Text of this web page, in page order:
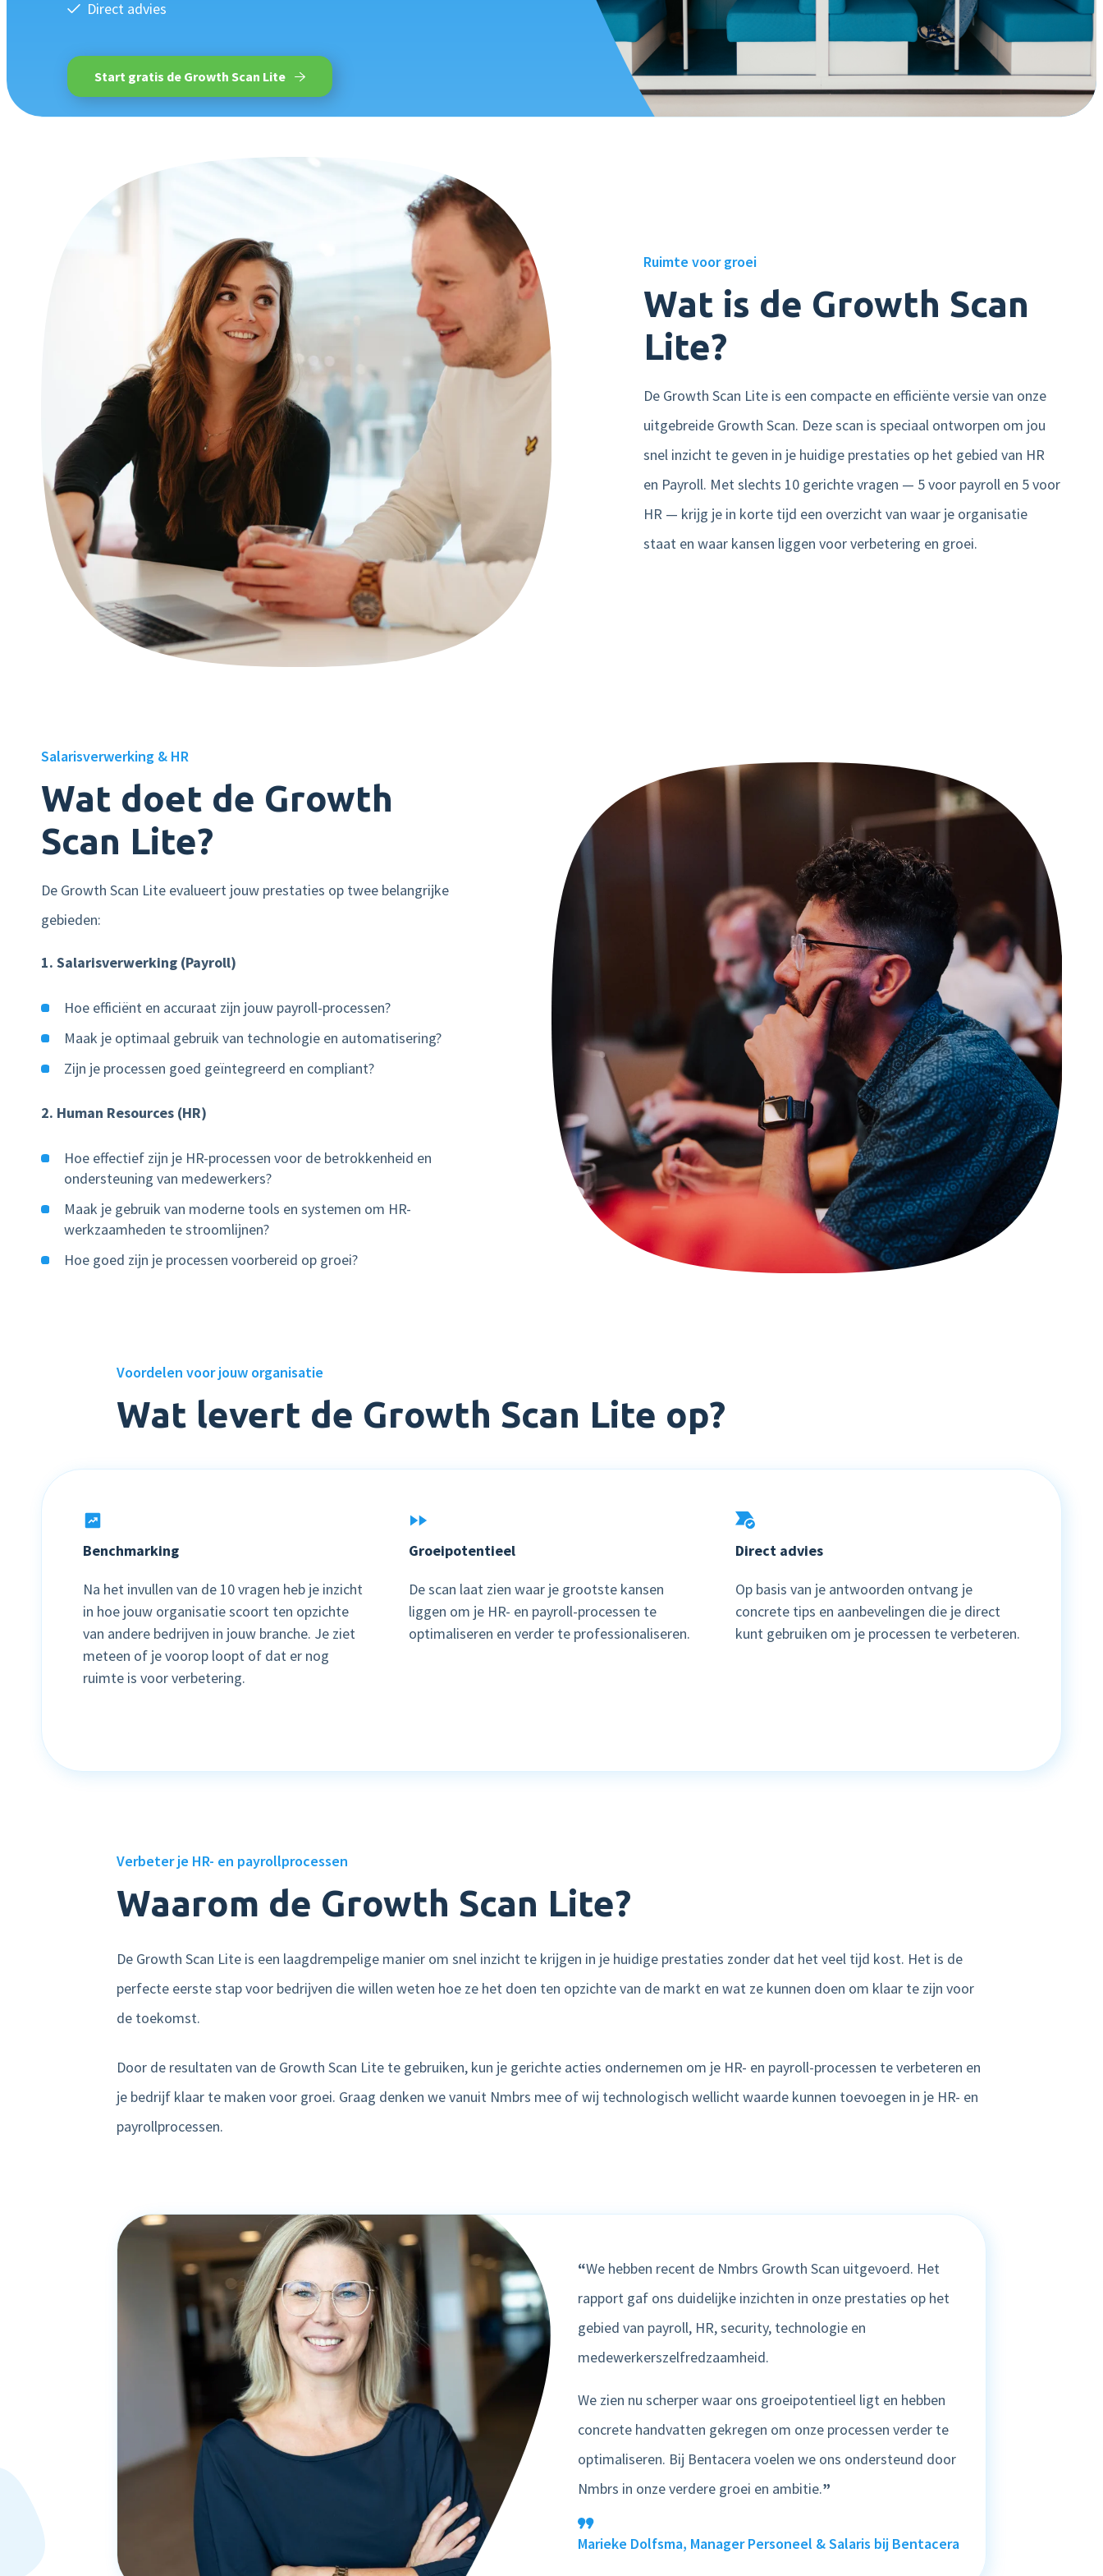
Direct advies
Start gratis de Growth Scan Lite
Ruimte voor groei
Wat is de Growth Scan
Lite?
De Growth Scan Lite is een compacte en efficiënte versie van onze
uitgebreide Growth Scan. Deze scan is speciaal ontworpen om jou
snel inzicht te geven in je huidige prestaties op het gebied van HR
en Payroll. Met slechts 10 gerichte vragen — 5 voor payroll en 5 voor
HR — krijg je in korte tijd een overzicht van waar je organisatie
staat en waar kansen liggen voor verbetering en groei.
Salarisverwerking & HR
Wat doet de Growth
Scan Lite?
De Growth Scan Lite evalueert jouw prestaties op twee belangrijke
gebieden:
1. Salarisverwerking (Payroll)
Hoe efficiënt en accuraat zijn jouw payroll-processen?
Maak je optimaal gebruik van technologie en automatisering?
Zijn je processen goed geïntegreerd en compliant?
2. Human Resources (HR)
Hoe effectief zijn je HR-processen voor de betrokkenheid en
ondersteuning van medewerkers?
Maak je gebruik van moderne tools en systemen om HR-
werkzaamheden te stroomlijnen?
Hoe goed zijn je processen voorbereid op groei?
Voordelen voor jouw organisatie
Wat levert de Growth Scan Lite op?
Benchmarking
Na het invullen van de 10 vragen heb je inzicht
in hoe jouw organisatie scoort ten opzichte
van andere bedrijven in jouw branche. Je ziet
meteen of je voorop loopt of dat er nog
ruimte is voor verbetering.
Groeipotentieel
De scan laat zien waar je grootste kansen
liggen om je HR- en payroll-processen te
optimaliseren en verder te professionaliseren.
Direct advies
Op basis van je antwoorden ontvang je
concrete tips en aanbevelingen die je direct
kunt gebruiken om je processen te verbeteren.
Verbeter je HR- en payrollprocessen
Waarom de Growth Scan Lite?
De Growth Scan Lite is een laagdrempelige manier om snel inzicht te krijgen in je huidige prestaties zonder dat het veel tijd kost. Het is de
perfecte eerste stap voor bedrijven die willen weten hoe ze het doen ten opzichte van de markt en wat ze kunnen doen om klaar te zijn voor
de toekomst.
Door de resultaten van de Growth Scan Lite te gebruiken, kun je gerichte acties ondernemen om je HR- en payroll-processen te verbeteren en
je bedrijf klaar te maken voor groei. Graag denken we vanuit Nmbrs mee of wij technologisch wellicht waarde kunnen toevoegen in je HR- en
payrollprocessen.
“We hebben recent de Nmbrs Growth Scan uitgevoerd. Het
rapport gaf ons duidelijke inzichten in onze prestaties op het
gebied van payroll, HR, security, technologie en
medewerkerszelfredzaamheid.
We zien nu scherper waar ons groeipotentieel ligt en hebben
concrete handvatten gekregen om onze processen verder te
optimaliseren. Bij Bentacera voelen we ons ondersteund door
Nmbrs in onze verdere groei en ambitie.”
Marieke Dolfsma, Manager Personeel & Salaris bij Bentacera